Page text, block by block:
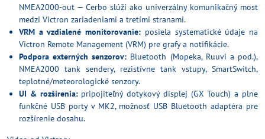
NMEA2000-out — Cerbo slúži ako univerzálny komunikačný most
medzi Victron zariadeniami a tretími stranami.
VRM a vzdialené monitorovanie: posiela systematické údaje na
Victron Remote Management (VRM) pre grafy a notifikácie.
Podpora externých senzorov: Bluetooth (Mopeka, Ruuvi a pod.),
NMEA2000 tank sendery, rezistívne tank vstupy, SmartSwitch,
teplotné/meteorologické senzory.
UI & rozšírenia:pripojiteľný dotykový displej (GX Touch) a plne
funkčné USB porty v MK2, možnosť USB Bluetooth adaptéra pre
rozšírenie dosahu.